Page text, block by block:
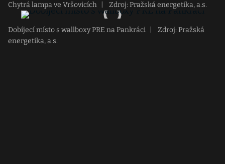
Chytrá lampa ve Vršovicích Zdroj: Pražská energetika, a.s.
Dobíjecí místo s wallboxy PRE na Pankráci
Zdroj: Pražská
energetika, a.s.